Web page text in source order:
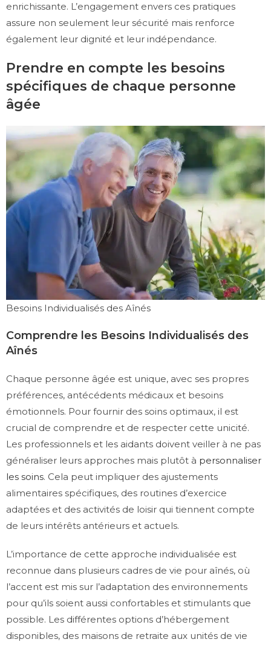
enrichissante. L’engagement envers ces pratiques
assure non seulement leur sécurité mais renforce
également leur dignité et leur indépendance.
Prendre en compte les besoins
spécifiques de chaque personne
âgée
Besoins Individualisés des Aînés
Comprendre les Besoins Individualisés des
Aînés
Chaque personne âgée est unique, avec ses propres
préférences, antécédents médicaux et besoins
émotionnels. Pour fournir des soins optimaux, il est
crucial de comprendre et de respecter cette unicité.
Les professionnels et les aidants doivent veiller à ne pas
généraliser leurs approches mais plutôt à personnaliser
les soins. Cela peut impliquer des ajustements
alimentaires spécifiques, des routines d’exercice
adaptées et des activités de loisir qui tiennent compte
de leurs intérêts antérieurs et actuels.
L’importance de cette approche individualisée est
reconnue dans plusieurs cadres de vie pour aînés, où
l’accent est mis sur l’adaptation des environnements
pour qu’ils soient aussi confortables et stimulants que
possible. Les différentes options d’hébergement
disponibles, des maisons de retraite aux unités de vie